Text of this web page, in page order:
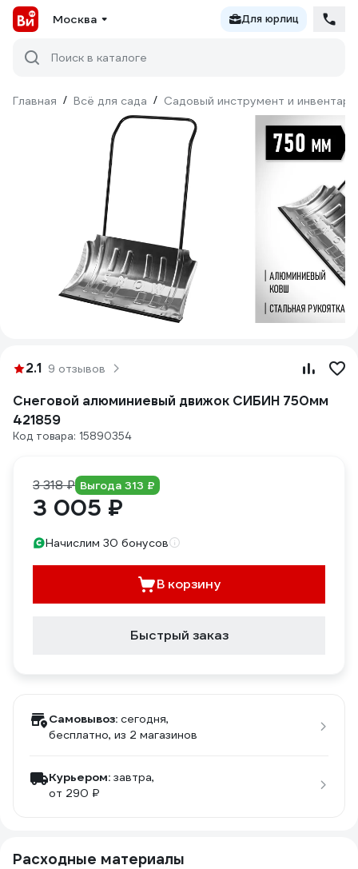
Москва Для юрлиц
Поиск в каталоге
Главная / Всё для сада / Садовый инструмент и инвентарь
2.1 9 отзывов
Снеговой алюминиевый движок СИБИН 750мм
421859
Код товара: 15890354
3 318 ₽ Выгода 313 ₽
3 005 ₽
Начислим 30 бонусов
В корзину
Быстрый заказ
Самовывоз: сегодня,
бесплатно, из 2 магазинов
Курьером: завтра,
от 290 ₽
Расходные материалы